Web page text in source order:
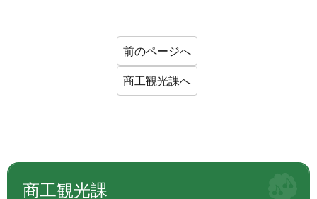
前のページへ
商工観光課へ
商工観光課